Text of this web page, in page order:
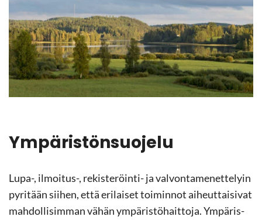
Ym­pä­ris­tön­suo­je­lu
Lupa-, ilmoitus-​, rekisteröinti-​ ja val­von­ta­me­net­te­lyin
py­ri­tään sii­hen, että eri­lai­set toi­min­not ai­heut­tai­si­vat
mah­dol­li­sim­man vähän ym­pä­ris­tö­hait­to­ja. Ym­pä­ris­